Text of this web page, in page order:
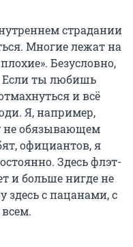
страдании
Многие лежат на
Безусловно,
ты любишь
и всё
Я, например,
не обязывающем
официантов, я
Здесь флэт-
и больше нигде не
здесь с пацанами, с